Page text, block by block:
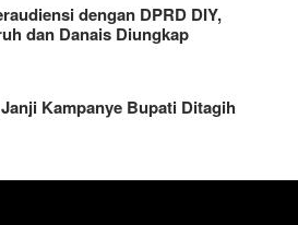
dengan DPRD DIY,
dan Danais Diungkap
Kampanye Bupati Ditagih